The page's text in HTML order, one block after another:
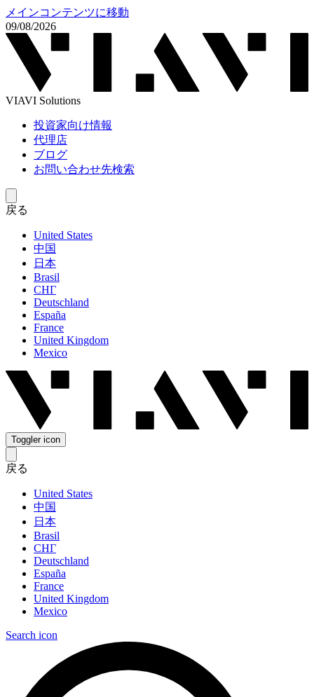
メインコンテンツに移動
09/08/2026
VIAVI Solutions
投資家向け情報
代理店
ブログ
お問い合わせ先検索
戻る
United States
中国
日本
Brasil
СНГ
Deutschland
España
France
United Kingdom
Mexico
Toggler icon
戻る
United States
中国
日本
Brasil
СНГ
Deutschland
España
France
United Kingdom
Mexico
Search icon